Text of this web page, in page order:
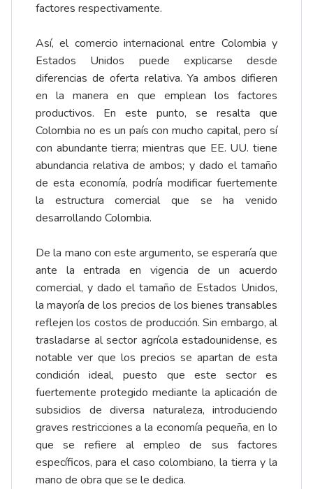
factores respectivamente.
Así, el comercio internacional entre Colombia y
Estados Unidos puede explicarse desde
diferencias de oferta relativa. Ya ambos difieren
en la manera en que emplean los factores
productivos. En este punto, se resalta que
Colombia no es un país con mucho capital, pero sí
con abundante tierra; mientras que EE. UU. tiene
abundancia relativa de ambos; y dado el tamaño
de esta economía, podría modificar fuertemente
la estructura comercial que se ha venido
desarrollando Colombia.
De la mano con este argumento, se esperaría que
ante la entrada en vigencia de un acuerdo
comercial, y dado el tamaño de Estados Unidos,
la mayoría de los precios de los bienes transables
reflejen los costos de producción. Sin embargo, al
trasladarse al sector agrícola estadounidense, es
notable ver que los precios se apartan de esta
condición ideal, puesto que este sector es
fuertemente protegido mediante la aplicación de
subsidios de diversa naturaleza, introduciendo
graves restricciones a la economía pequeña, en lo
que se refiere al empleo de sus factores
específicos, para el caso colombiano, la tierra y la
mano de obra que se le dedica.